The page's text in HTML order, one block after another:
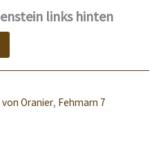
links hinten
Oranier, Fehmarn 7